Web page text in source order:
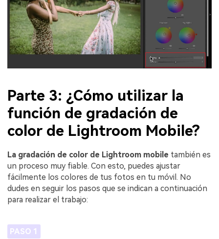
Parte 3: ¿Cómo utilizar la
función de gradación de
color de Lightroom Mobile?
La gradación de color de Lightroom mobile también es
un proceso muy fiable. Con esto, puedes ajustar
fácilmente los colores de tus fotos en tu móvil. No
dudes en seguir los pasos que se indican a continuación
para realizar el trabajo:
PASO 1